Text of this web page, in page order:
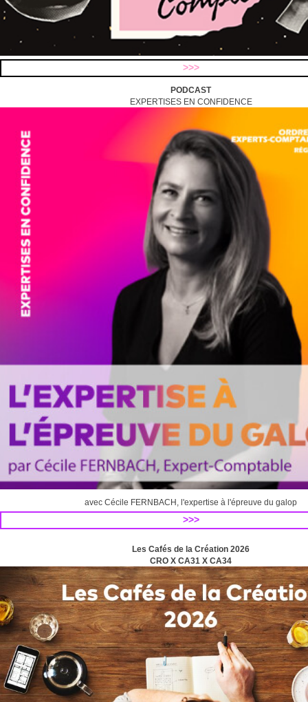
>>>
PODCAST
EXPERTISES EN CONFIDENCE
avec Cécile FERNBACH, l'expertise à l'épreuve du galop
>>>
Les Cafés de la Création 2026
CRO X CA31 X CA34